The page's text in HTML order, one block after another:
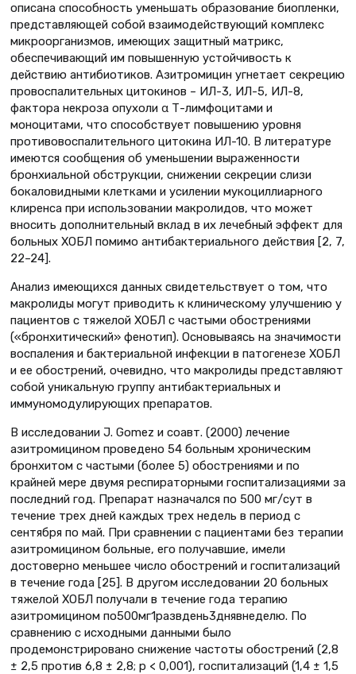
описана способность уменьшать образование биопленки,
представляющей собой взаимодействующий комплекс
микроорганизмов, имеющих защитный матрикс,
обеспечивающий им повышенную устойчивость к
действию антибиотиков. Азитромицин угнетает секрецию
провоспалительных цитокинов – ИЛ-3, ИЛ-5, ИЛ-8,
фактора некроза опухоли α Т-лимфоцитами и
моноцитами, что способствует повышению уровня
противовоспалительного цитокина ИЛ-10. В литературе
имеются сообщения об уменьшении выраженности
бронхиальной обструкции, снижении секреции слизи
бокаловидными клетками и усилении мукоциллиарного
клиренса при использовании макролидов, что может
вносить дополнительный вклад в их лечебный эффект для
больных ХОБЛ помимо антибактериального действия [2, 7,
22–24].
Анализ имеющихся данных свидетельствует о том, что
макролиды могут приводить к клиническому улучшению у
пациентов с тяжелой ХОБЛ с частыми обострениями
(«бронхитический» фенотип). Основываясь на значимости
воспаления и бактериальной инфекции в патогенезе ХОБЛ
и ее обострений, очевидно, что макролиды представляют
собой уникальную группу антибактериальных и
иммуномодулирующих препаратов.
В исследовании J. Gomez и соавт. (2000) лечение
азитромицином проведено 54 больным хроническим
бронхитом с частыми (более 5) обострениями и по
крайней мере двумя респираторными госпитализациями за
последний год. Препарат назначался по 500 мг/сут в
течение трех дней каждых трех недель в период с
сентября по май. При сравнении с пациентами без терапии
азитромицином больные, его получавшие, имели
достоверно меньшее число обострений и госпитализаций
в течение года [25]. В другом исследовании 20 больных
тяжелой ХОБЛ получали в течение года терапию
азитромицином по500мг1развдень3днявнеделю. По
сравнению с исходными данными было
продемонстрировано снижение частоты обострений (2,8
± 2,5 против 6,8 ± 2,8; р < 0,001), госпитализаций (1,4 ± 1,5